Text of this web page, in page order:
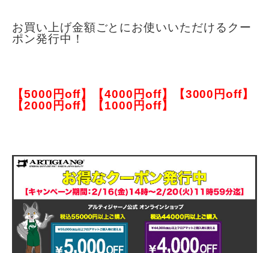
お買い上げ金額ごとにお使いいただけるクー
ポン発行中！
【5000円off】
【4000円off】【3000円off】
【2000円off】【1000円off】